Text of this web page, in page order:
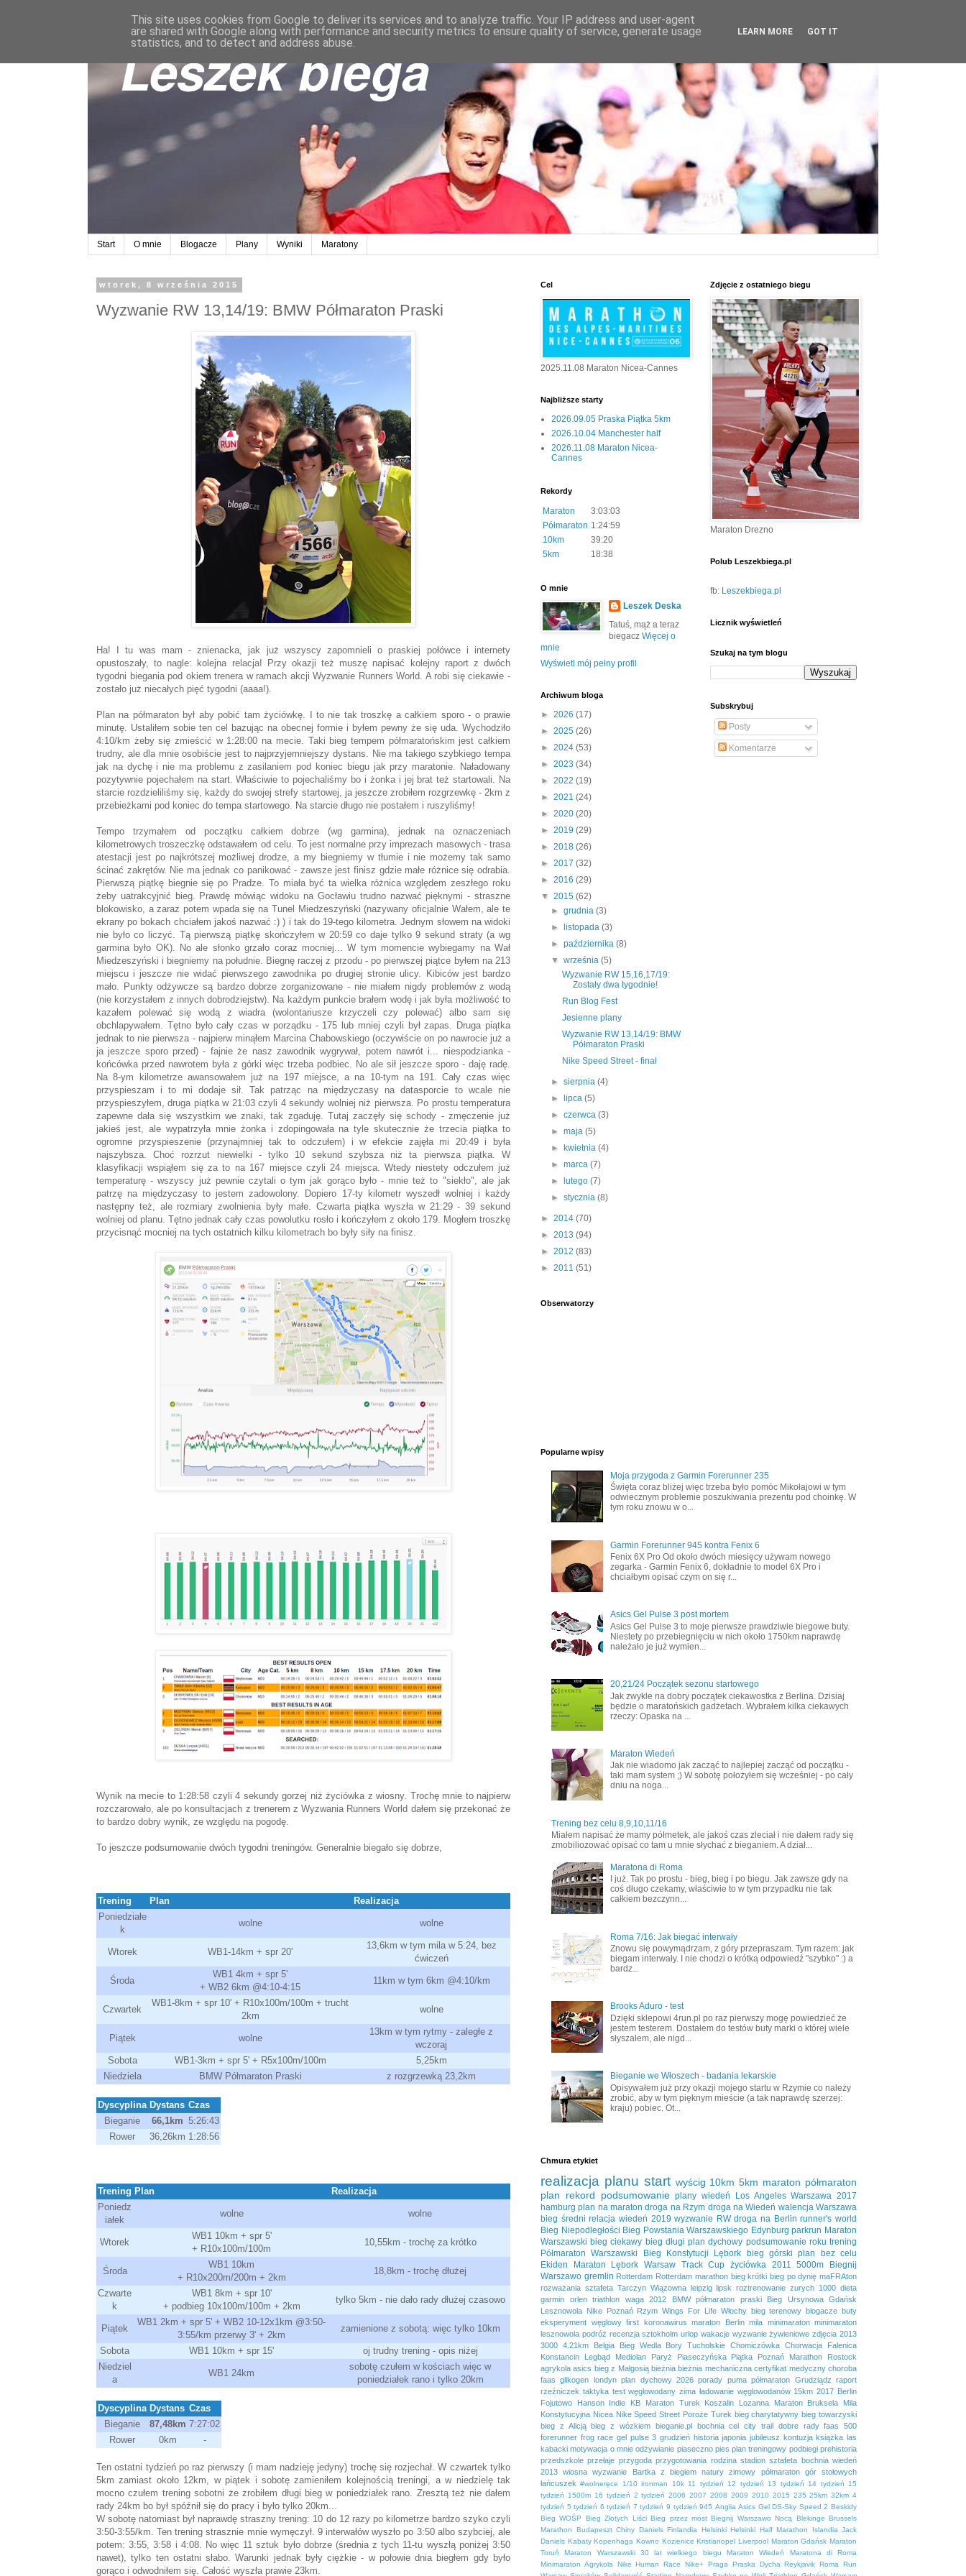
Start O mnie Blogacze Plany Wyniki Maratony
wtorek, 8 września 2015
Wyzwanie RW 13,14/19: BMW Półmaraton Praski
Ha! I tu was mam - znienacka, jak już wszyscy zapomnieli o praskiej połówce i internety
opustoszały, to nagle: kolejna relacja! Przy okazji też muszę napisać kolejny raport z dwóch
tygodni biegania pod okiem trenera w ramach akcji Wyzwanie Runners World. A robi się ciekawie -
zostało już niecałych pięć tygodni (aaaa!).
Plan na półmaraton był aby pobić tam życiówkę. I to nie tak troszkę a całkiem sporo - o prawie
minutę. Ustaliłem sobie ten cel bazując na obecnej formie i byłem pewny że się uda. Wychodziło
4:10/km żeby się zmieścić w 1:28:00 na mecie. Taki bieg tempem półmaratońskim jest całkiem
trudny, ale dla mnie osobiście jest to najprzyjemniejszy dystans. Nie ma takiego szybkiego tempa
jak na dychę i nie ma problemu z zasilaniem pod koniec biegu jak przy maratonie. Naładowany
pozytywnie pojechałem na start. Właściwie to pojechaliśmy bo i żonka i jej brat też startowali. Na
starcie rozdzieliliśmy się, każdy do swojej strefy startowej, ja jeszcze zrobiłem rozgrzewkę - 2km z
przebieżkami pod koniec do tempa startowego. Na starcie długo nie postałem i ruszyliśmy!
Tempo trzymałem od początku całkiem dobrze (wg garmina), jednak na oznaczeniach
kilometrowych troszeczkę odstawałem od celu. To jest normalne przy imprezach masowych - trasa
atestacji jest po najkrótszej możliwej drodze, a my biegniemy w tłumie i nie możemy tak samo
ścinać zakrętów. Nie ma jednak co panikować - zawsze jest finisz gdzie małe różnice się odrabia.
Pierwszą piątkę biegnie się po Pradze. To miała być ta wielka różnica względem zeszłego roku
żeby uatrakcyjnić bieg. Prawdę mówiąc widoku na Gocławiu trudno nazwać pięknymi - straszne
blokowisko, a zaraz potem wpada się na Tunel Miedzeszyński (nazywany oficjalnie Wałem, ale te
ekrany po bokach chciałem jakoś nazwać :) ) i tak do 19-tego kilometra. Jednym słowem na widoki
nie było co liczyć. Tą pierwszą piątkę skończyłem w 20:59 co daje tylko 9 sekund straty (a wg
garmina było OK). No ale słonko grzało coraz mocniej... W tym momencie wybiegamy na Wał
Miedzeszyński i biegniemy na południe. Biegnę raczej z przodu - po pierwszej piątce byłem na 213
miejscu i jeszcze nie widać pierwszego zawodnika po drugiej stronie ulicy. Kibiców jest bardzo
mało. Punkty odżywcze są bardzo dobrze zorganizowane - nie miałem nigdy problemów z wodą
(nie korzystałem z innych dobrodziejstw). Na każdym punkcie brałem wodę i jak była możliwość to
kazałem polewać się wodą z wiadra (wolontariusze krzyczeli czy polewać) albo sam się
obchlapywałem. Tętno było cały czas w porządku - 175 lub mniej czyli był zapas. Druga piątka
jednak to nie pierwsza - najpierw minąłem Marcina Chabowskiego (oczywiście on po nawrocie już a
ja jeszcze sporo przed) - fajnie że nasz zawodnik wygrywał, potem nawrót i... niespodzianka -
końcówka przed nawrotem była z górki więc trzeba podbiec. No ale sił jeszcze sporo - daję radę.
Na 8-ym kilometrze awansowałem już na 197 miejsce, a na 10-tym na 191. Cały czas więc
przyspieszam i to mi dodaje sił. Tak patrząc na międzyczasy na datasporcie to wcale nie
przyspieszyłem, druga piątka w 21:03 czyli 4 sekundy wolniej niż pierwsza. Po prostu temperatura
zapewne dała się wszystkim we znaki, tak zgaduję. Tutaj zaczęły się schody - zmęczenie już
jakieś jest, ale wypatrzyła mnie żonka i zdopingowała na tyle skutecznie że trzecia piątka to
ogromne przyspieszenie (przynajmniej tak to odczułem) i w efekcie zajęła mi 20:49 i była
najszybsza. Choć rozrzut niewielki - tylko 10 sekund szybsza niż ta pierwsza piątka. W
klasyfikacji wspiąłem się za to na 167 miejsce czyli 24 miejsca. Wtedy niestety odczułem już
temperaturę - wszyscy już pewnie czytali o tym jak gorąco było - mnie też to "siekło", ale jak
patrzę na międzyczasy to jestem zadowolony. Dopiero 17-ty kilometr wyszedł wolniej i każdy
następny też, ale rozmiary zwolnienia były małe. Czwarta piątka wyszła w 21:29 - 39 sekund
wolniej od planu. Tętno jednak cały czas powolutku rosło i kończyłem z około 179. Mogłem troszkę
przycisnąć mocniej na tych ostatnich kilku kilometrach bo były siły na finisz.
Wynik na mecie to 1:28:58 czyli 4 sekundy gorzej niż życiówka z wiosny. Trochę mnie to najpierw
rozczarowało, ale po konsultacjach z trenerem z Wyzwania Runners World dałem się przekonać że
to bardzo dobry wynik, ze względu na pogodę.
To jeszcze podsumowanie dwóch tygodni treningów. Generalnie biegało się dobrze,
Trening Plan
Realizacja
Poniedziałe
k
wolne wolne
Wtorek WB1-14km + spr 20'
13,6km w tym mila w 5:24, bez
ćwiczeń
Środa
WB1 4km + spr 5'
+ WB2 6km @4:10-4:15
11km w tym 6km @4:10/km
Czwartek
WB1-8km + spr 10' + R10x100m/100m + trucht
2km
wolne
Piątek wolne
13km w tym rytmy - zaległe z
wczoraj
Sobota
WB1-3km + spr 5' + R5x100m/100m
5,25km
Niedziela
BMW Półmaraton Praski z rozgrzewką 23,2km
Dyscyplina Dystans Czas
Bieganie
66,1km 5:26:43
Rower
36,26km 1:28:56
Trening Plan
Realizacja
Poniedz
iałek
wolne wolne
Wtorek
WB1 10km + spr 5'
+ R10x100m/100m
10,55km - trochę za krótko
Środa
WB1 10km
+ R10x200m/200m + 2km
18,8km - trochę dłużej
Czwarte
k
WB1 8km + spr 10'
+ podbieg 10x100m/100m + 2km
tylko 5km - nie dało rady dłużej czasowo
Piątek
WB1 2km + spr 5' + WB2 10-12x1km @3:50-
3:55/km przerwy 3' + 2km
zamienione z sobotą: więc tylko 10km
Sobota WB1 10km + spr 15'
oj trudny trening - opis niżej
Niedziel
a
WB1 24km
sobotę czułem w kościach więc w
poniedziałek rano i tylko 20km
Dyscyplina Dystans Czas
Bieganie
87,48km 7:27:02
Rower
0km -
Ten ostatni tydzień po raz pierwszy (i mam nadzieję jedyny) trochę się rozjechał. W czwartek tylko
5km zamiast około 12km, w piątek i sobotę zamieniłem kolejnością treningi, a w niedzielę tak
mocno czułem trening sobotni że zrobiłem długi bieg w poniedziałek rano. Zresztą też nie dałem
rady 24km bo był spóźnił się do pracy i było tylko 20km...
W sobotę natomiast był naprawdę straszny trening: 10 do 12 razy po kilometrze bardzo szyko czyli
3:50-3:55/km. Ten trening strasznie mnie wymęczył. 9 interwałów wyszło po 3:50 albo szybciej, ale
potem: 3:55, 3:58 i 4:08. No więc 11 sztuk było dobrze (średnia z tych 11-tu wyszłą poniżej 3:50
nawet), tylko ten ostatni słabo. Warunki jednak były ciężkie - w połowie dnia biegłem gdy było
gorąco i odwodniłem się. Całość wyszła prawie 23km.
Cel
2025.11.08 Maraton Nicea-Cannes
Najbliższe starty
2026.09.05 Praska Piątka 5km
2026.10.04 Manchester half
2026.11.08 Maraton Nicea-
Cannes
Rekordy
Maraton
3:03:03
Półmaraton 1:24:59
10km
39:20
5km
18:38
O mnie
Leszek Deska
Tatuś, mąż a teraz
biegacz Więcej o
mnie
Wyświetl mój pełny profil
Archiwum bloga
► 2026 (17)
► 2025 (26)
► 2024 (53)
► 2023 (34)
► 2022 (19)
► 2021 (24)
► 2020 (20)
► 2019 (29)
► 2018 (26)
► 2017 (32)
► 2016 (29)
▼ 2015 (62)
►grudnia(3)
►
listopada(3)
►października(8)
▼września(5)
Wyzwanie RW 15,16,17/19:
Zostały dwa tygodnie!
Run Blog Fest
Jesienne plany
Wyzwanie RW 13,14/19: BMW
Półmaraton Praski
Nike Speed Street - finał
►sierpnia(4)
►
lipca(5)
►czerwca(3)
►maja(5)
►
kwietnia(4)
►marca(7)
►
lutego(7)
►stycznia(8)
► 2014 (70)
► 2013 (94)
► 2012 (83)
► 2011 (51)
Zdjęcie z ostatniego biegu
Maraton Drezno
Polub Leszekbiega.pl
fb: Leszekbiega.pl
Licznik wyświetleń
Szukaj na tym blogu
Subskrybuj
Posty
Komentarze
Obserwatorzy
Popularne wpisy
Moja przygoda z Garmin Forerunner 235
Święta coraz bliżej więc trzeba było pomóc Mikołajowi w tym
odwiecznym problemie poszukiwania prezentu pod choinkę. W
tym roku znowu w o...
Garmin Forerunner 945 kontra Fenix 6
Fenix 6X Pro Od około dwóch miesięcy używam nowego
zegarka - Garmin Fenix 6, dokładnie to model 6X Pro i
chciałbym opisać czym on się r...
Asics Gel Pulse 3 post mortem
Asics Gel Pulse 3 to moje pierwsze prawdziwie biegowe buty.
Niestety po przebiegnięciu w nich około 1750km naprawdę
należało je już wymien...
20,21/24 Początek sezonu startowego
Jak zwykle na dobry początek ciekawostka z Berlina. Dzisiaj
będzie o maratońskich gadżetach. Wybrałem kilka ciekawych
rzeczy: Opaska na ...
Maraton Wiedeń
Jak nie wiadomo jak zacząć to najlepiej zacząć od początku -
taki mam system ;) W sobotę położyłem się wcześniej - po cały
dniu na noga...
Trening bez celu 8,9,10,11/16
Miałem napisać że mamy półmetek, ale jakoś czas zleciał i nie dałem rady się
zmobiliozować opisać co tam u mnie słychać z bieganiem. A dział...
Maratona di Roma
I już. Tak po prostu - bieg, bieg i po biegu. Jak zawsze gdy na
coś długo czekamy, właściwie to w tym przypadku nie tak
całkiem bezczynn...
Roma 7/16: Jak biegać interwały
Znowu się powymądrzam, z góry przepraszam. Tym razem: jak
biegam interwały. I nie chodzi o krótką odpowiedź "szybko" :) a
bardz...
Brooks Aduro - test
Dzięki sklepowi 4run.pl po raz pierwszy mogę powiedzieć że
jestem testerem. Dostałem do testów buty marki o której wiele
słyszałem, ale nigd...
Bieganie we Włoszech - badania lekarskie
Opisywałem już przy okazji mojego startu w Rzymie co należy
zrobić, aby w tym pięknym mieście (a tak naprawdę szerzej:
kraju) pobiec. Ot...
Chmura etykiet
realizacja planu start wyścig 10km 5km maraton półmaraton
plan
rekord podsumowanie plany wiedeń Los Angeles Warszawa 2017
hamburg plan na maraton droga na Rzym droga na Wiedeń walencja Warszawa
bieg średni relacja wiedeń 2019 wyzwanie RW droga na Berlin runner's world
Bieg Niepodległości Bieg Powstania Warszawskiego Edynburg parkrun Maraton
Warszawski bieg ciekawy bieg długi plan dychowy podsumowanie roku trening
Półmaraton Warszawski
Bieg Konstytucji Lębork bieg górski
plan bez celu
Ekiden
Maraton Lębork Warsaw Track Cup życiówka 2011 5000m
Biegnij
Warszawo gremlin Rotterdam Rotterdam marathon bieg krótki bieg po dynię maFRAton
rozważania sztafeta Tarczyn Wiązowna leipzig lipsk roztrenowanie zurych 1000 dieta
garmin
orlen triathlon waga 2012 BMW półmaraton praski Bieg Ursynowa
Gdańsk
Lesznowola Nike Poznań Rzym Wings For Life Włochy bieg terenowy blogacze buty
eksperyment węglowy first koronawirus maraton Berlin mila minimaraton minimaraton
lesznowola podróż recenzja sztokholm urlop wakacje wyzwanie żywieniowe zdjęcia 2013
3000 4.21km Belgia Bieg Wedla Bory Tucholskie Chomiczówka Chorwacja
Falenica
Konstancin
Legbąd Mediolan Paryż Piaseczyńska Piątka Poznań Marathon
Rostock
agrykola asics bieg z Małgosią bieżnia bieżnia mechaniczna certyfikat medyczny choroba
faas
glikogen londyn plan dychowy 2026 porady puma półmaraton Grudziądz raport
rzeźniczek taktyka test węglowodany zima ładowanie węglowodanów 15km 2017 Berlin
Fojutowo
Hanson Indie KB Maraton Turek Koszalin Lozanna Maraton Bruksela
Mila
Konstytucyjna Nicea Nike Speed Street Poroże Turek bieg charytatywny bieg towarzyski
bieg z Alicją bieg z wózkiem bieganie.pl bochnia cel city trail dobre rady faas 500
forerunner frog race gel pulse 3 grudzień historia japonia jubileusz kontuzja książka las
kabacki motywacja o mnie odżywianie piaseczno pies plan treningowy podbiegi prehistoria
przedszkole przełaje przygoda przygotowania rodzina stadion sztafeta bochnia wiedeń
2013
wiosna wyzwanie Bartka z biegiem natury
zimowy półmaraton gór stołowych
łańcuszek #wolneręce 1/10 ironman 10k 11 tydzień 12 tydzień 13 tydzień 14 tydzień
15
tydzień
1500m 16 tydzień 2 tydzień 2006 2007 2008 2009 2010 2015 235 25km 32km 4
tydzień 5 tydzień 6 tydzień 7 tydzień 9 tydzień 945 Anglia Asics Gel DS-Sky Speed 2 Beskidy
Bieg WOŚP
Bieg Złotych Liści Bieg przez most Biegnij Warszawo Nocą Blekinge Brussels
Marathon
Budapeszt Chiny Daniels Finlandia Helsinki Helsinki Half Marathon Islandia Jack
Daniels Kabaty Kopenhaga Kowno Kozienice Kristianopel Liverpool Maraton Gdańsk Maraton
Toruń
Maraton Warszawski 30 lat wielkiego biegu Maraton Wiedeń
Maratona di Roma
Minimaraton Agrykola
Nike Human Race Nike+ Praga Praska Dycha Reykjavik Roma
Run
This site uses cookies from Google to deliver its services and to analyze traffic. Your IP address and user-agent
are shared with Google along with performance and security metrics to ensure quality of service, generate usage
statistics, and to detect and address abuse.
LEARN MORE GOT IT